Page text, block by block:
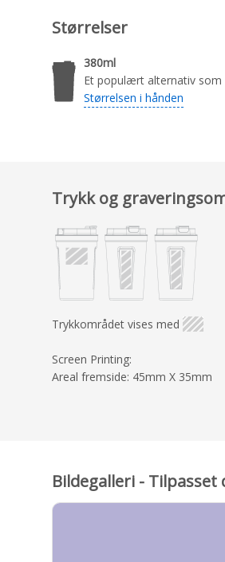
Størrelser
380ml
Et populært alternativ som
Størrelsen i hånden
Trykk og
Trykkområdet vises med
Screen Printing:
Areal fremside: 45mm X 35mm
Bildegalleri -